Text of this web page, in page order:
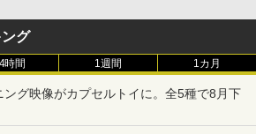
グ
時間 1週間 1カ月
グ映像がカプセルトイに。全5種で8月下